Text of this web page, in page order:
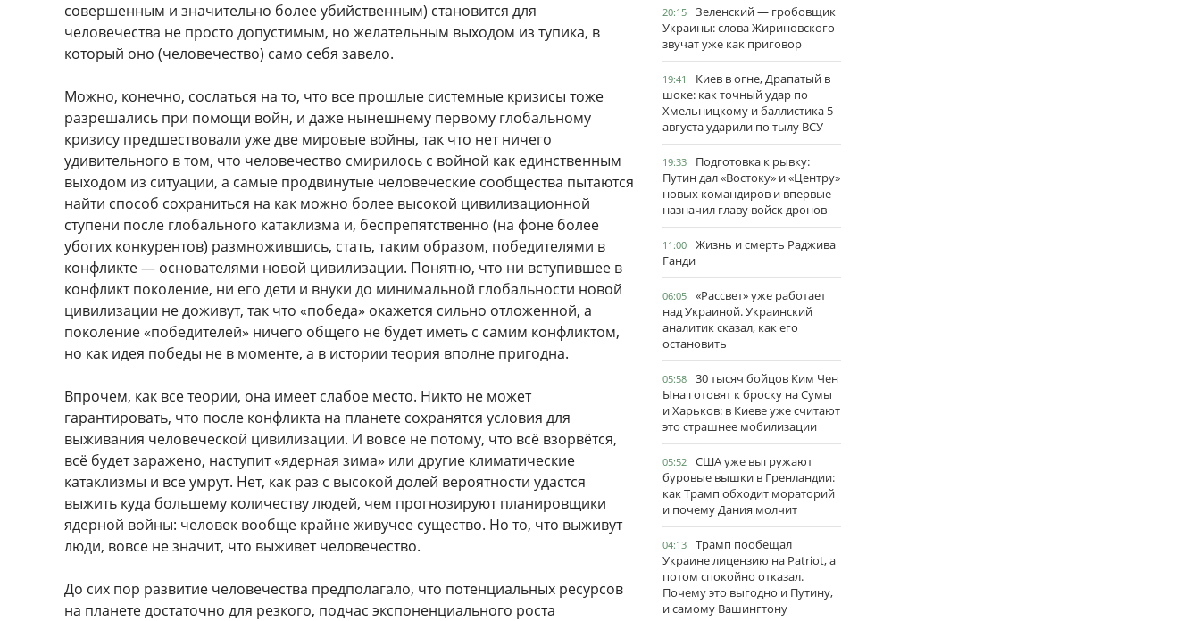
совершенным и значительно более убийственным) становится для
человечества не просто допустимым, но желательным выходом из тупика, в
который оно (человечество) само себя завело.
Можно, конечно, сослаться на то, что все прошлые системные кризисы тоже
разрешались при помощи войн, и даже нынешнему первому глобальному
кризису предшествовали уже две мировые войны, так что нет ничего
удивительного в том, что человечество смирилось с войной как единственным
выходом из ситуации, а самые продвинутые человеческие сообщества пытаются
найти способ сохраниться на как можно более высокой цивилизационной
ступени после глобального катаклизма и, беспрепятственно (на фоне более
убогих конкурентов) размножившись, стать, таким образом, победителями в
конфликте — основателями новой цивилизации. Понятно, что ни вступившее в
конфликт поколение, ни его дети и внуки до минимальной глобальности новой
цивилизации не доживут, так что «победа» окажется сильно отложенной, а
поколение «победителей» ничего общего не будет иметь с самим конфликтом,
но как идея победы не в моменте, а в истории теория вполне пригодна.
Впрочем, как все теории, она имеет слабое место. Никто не может
гарантировать, что после конфликта на планете сохранятся условия для
выживания человеческой цивилизации. И вовсе не потому, что всё взорвётся,
всё будет заражено, наступит «ядерная зима» или другие климатические
катаклизмы и все умрут. Нет, как раз с высокой долей вероятности удастся
выжить куда большему количеству людей, чем прогнозируют планировщики
ядерной войны: человек вообще крайне живучее существо. Но то, что выживут
люди, вовсе не значит, что выживет человечество.
До сих пор развитие человечества предполагало, что потенциальных ресурсов
на планете достаточно для резкого, подчас экспоненциального роста
20:15
Зеленский — гробовщик
Украины: слова Жириновского
звучат уже как приговор
19:41
Киев в огне, Драпатый в
шоке: как точный удар по
Хмельницкому и баллистика 5
августа ударили по тылу ВСУ
19:33
Подготовка к рывку:
Путин дал «Востоку» и «Центру»
новых командиров и впервые
назначил главу войск дронов
11:00
Жизнь и смерть Раджива
Ганди
06:05
«Рассвет» уже работает
над Украиной. Украинский
аналитик сказал, как его
остановить
05:58
30 тысяч бойцов Ким Чен
Ына готовят к броску на Сумы
и Харьков: в Киеве уже считают
это страшнее мобилизации
05:52
США уже выгружают
буровые вышки в Гренландии:
как Трамп обходит мораторий
и почему Дания молчит
04:13
Трамп пообещал
Украине лицензию на Patriot, а
потом спокойно отказал.
Почему это выгодно и Путину,
и самому Вашингтону